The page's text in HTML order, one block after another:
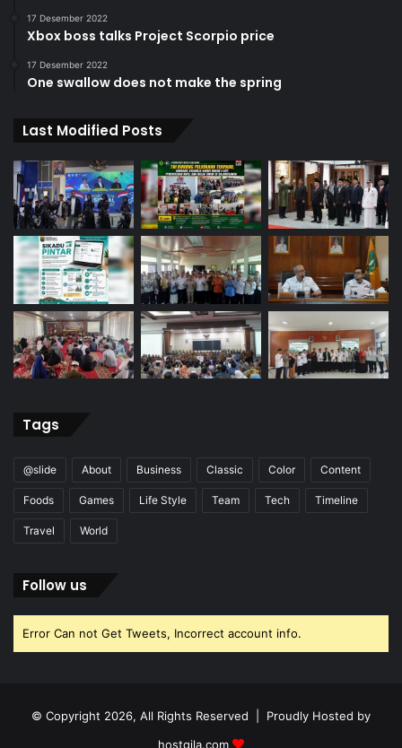
17 Desember 2022
Xbox boss talks Project Scorpio price
17 Desember 2022
One swallow does not make the spring
Last Modified Posts
Tags
@slide About Business Classic Color Content
Foods Games Life Style Team Tech Timeline
Travel World
Follow us
Error Can not Get Tweets, Incorrect account info.
© Copyright 2026, All Rights Reserved | Proudly Hosted by
hostgila.com